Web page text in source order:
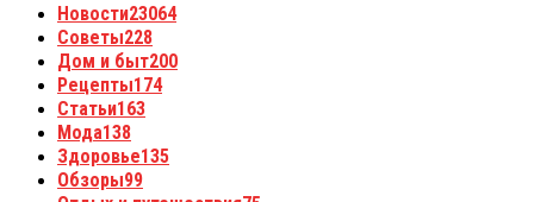
Новости23064
Советы228
Дом и быт200
Рецепты174
Статьи163
Мода138
Здоровье135
Обзоры99